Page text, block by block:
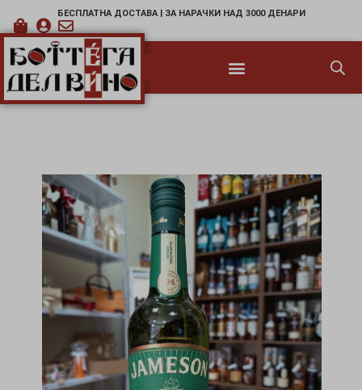
БЕСПЛАТНА ДОСТАВА | ЗА НАРАЧКИ НАД 3000 ДЕНАРИ